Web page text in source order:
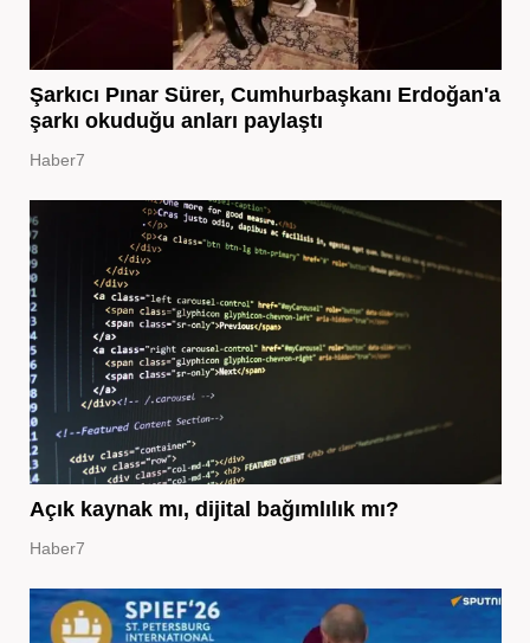
Şarkıcı Pınar Sürer, Cumhurbaşkanı Erdoğan'a
şarkı okuduğu anları paylaştı
Haber7
Açık kaynak mı, dijital bağımlılık mı?
Haber7